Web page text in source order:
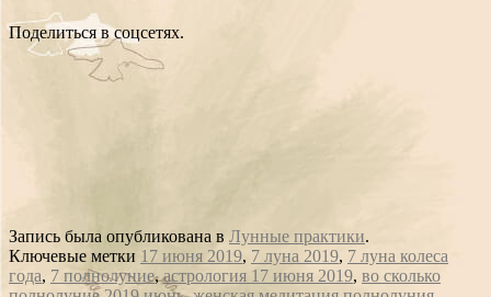
Поделиться в соцсетях.
Запись была опубликована в Лунные практики.
Ключевые метки 17 июня 2019, 7 луна 2019, 7 луна колеса
года, 7 полнолуние,астрология 17 июня 2019, во сколько